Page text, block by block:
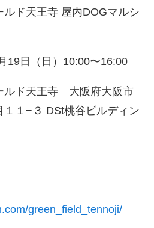
ド天王寺 屋内DOGマルシ
19日（日）10:00〜16:00
ルド天王寺 大阪府大阪市
１１−３ DSt桃谷ビルディン
green_field_tennoji/